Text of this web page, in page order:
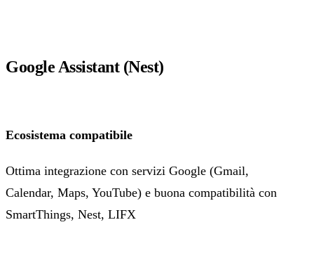
Google Assistant (Nest)
Ecosistema compatibile
Ottima integrazione con servizi Google (Gmail,
Calendar, Maps, YouTube) e buona compatibilità con
SmartThings, Nest, LIFX